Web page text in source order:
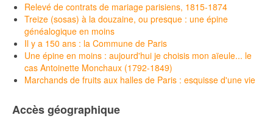
Relevé de contrats de mariage parisiens, 1815-1874
Treize (sosas) à la douzaine, ou presque : une épine
généalogique en moins
Il y a 150 ans : la Commune de Paris
Une épine en moins : aujourd'hui je choisis mon aïeule... le
cas Antoinette Monchaux (1792-1849)
Marchands de fruits aux halles de Paris : esquisse d'une vie
Accès géographique